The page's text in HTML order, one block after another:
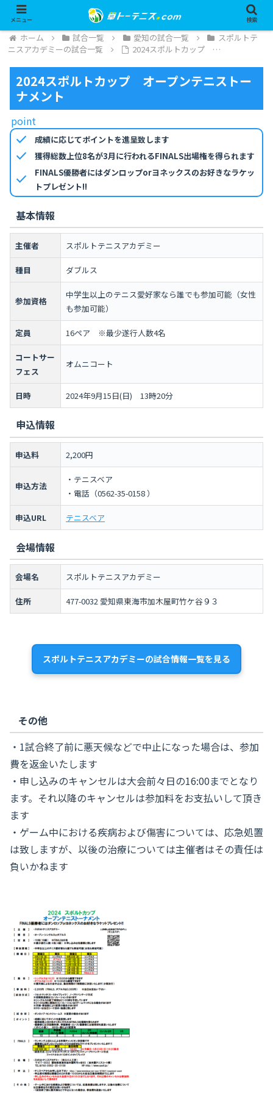
ホーム 試合一覧 愛知の試合一覧
スポルトテ
ニスアカデミーの試合一覧
2024スポルトカップ …
2024スポルトカップ オープンテニストー
ナメント
point
check 成績に応じてポイントを進呈致します
check 獲得総数上位8名が3月に行われるFINALS出場権を得られます
check
FINALS優勝者にはダンロップorヨネックスのお好きなラケッ
トプレゼント!!
基本情報
主催者 スポルトテニスアカデミー
種目 ダブルス
参加資格
中学生以上のテニス愛好家なら誰でも参加可能（女性
も参加可能）
定員 16ペア ※最少遂行人数4名
コートサー
フェス
オムニコート
日時 2024年9月15日(日) 13時20分
申込情報
申込料 2,200円
申込方法
・テニスベア
・電話（0562-35-0158 ）
申込URL テニスベア
会場情報
会場名 スポルトテニスアカデミー
住所 477-0032 愛知県東海市加木屋町竹ケ谷９３
スポルトテニスアカデミーの試合情報一覧を見る
その他
・1試合終了前に悪天候などで中止になった場合は、参加
費を返金いたします
・申し込みのキャンセルは大会前々日の16:00までとなり
ます。それ以降のキャンセルは参加料をお支払いして頂き
ます
・ゲーム中における疾病および傷害については、応急処置
は致しますが、以後の治療については主催者はその責任は
負いかねます
メニュー 検索